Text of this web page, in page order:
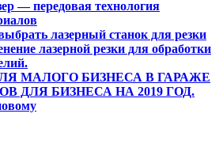
— передовая технология
лазерный станок для резки
лазерной резки для обработки
МАЛОГО БИЗНЕСА В ГАРАЖЕ
ДЛЯ БИЗНЕСА НА 2019 ГОД.